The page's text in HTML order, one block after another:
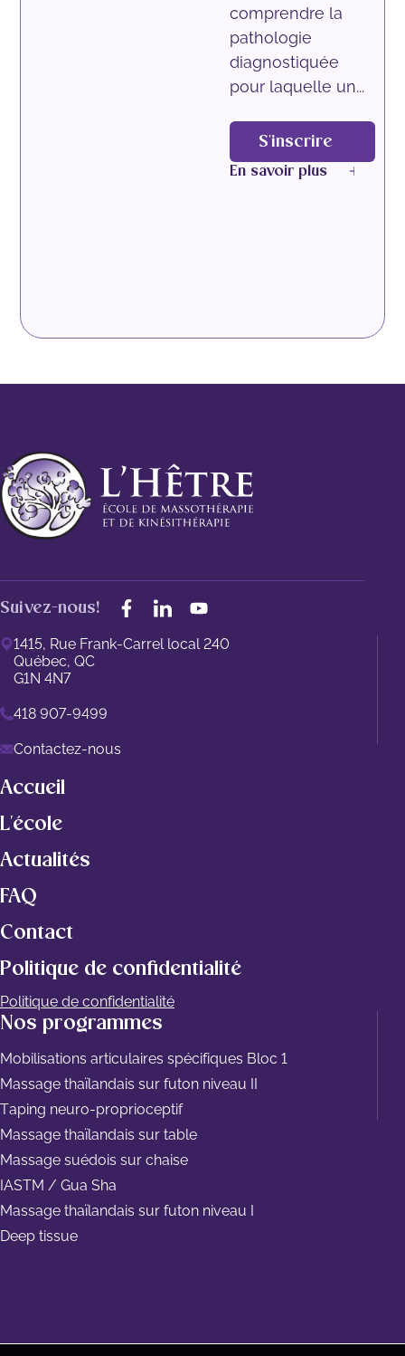
comprendre la
pathologie
diagnostiquée
pour laquelle un...
S'inscrire
En savoir plus
Suivez-nous!
1415, Rue Frank-Carrel local 240
Québec, QC
G1N 4N7
418 907-9499
Contactez-nous
Nos programmes
Mobilisations articulaires spécifiques Bloc 1
Massage thaïlandais sur futon niveau II
Taping neuro-proprioceptif
Massage thaïlandais sur table
Massage suédois sur chaise
IASTM / Gua Sha
Massage thaïlandais sur futon niveau I
Deep tissue
Accueil
L'école
Actualités
FAQ
Contact
Politique de confidentialité
Politique de confidentialité